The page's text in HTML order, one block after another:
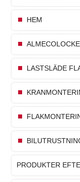
HEM
LASTSLÄDE
PRODUKTER